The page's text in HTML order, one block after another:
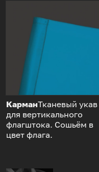
КарманТканевый укав
для вертикального
флагштока. Сошьём в
цвет флага.